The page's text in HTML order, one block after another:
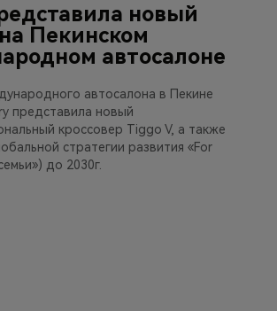
новый
Пекинском
автосалоне
автосалона в Пекине
представила новый
кроссовер Tiggo V, а также
стратегии развития «For
до 2030г.